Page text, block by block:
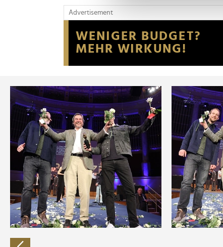
Wir verwenden Cookies,
Website an unsere Partner
möglicherweise mit
der Dienste gesammelt
Advertisement